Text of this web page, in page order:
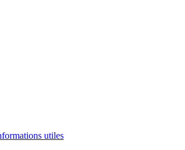
utiles